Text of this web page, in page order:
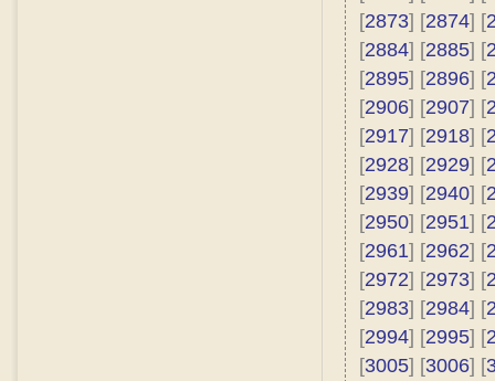
[2873] [2874] [
[2884] [2885] [
[2895] [2896] [
[2906] [2907] [
[2917] [2918] [
[2928] [2929] [
[2939] [2940] [
[2950] [2951] [
[2961] [2962] [
[2972] [2973] [
[2983] [2984] [
[2994] [2995] [
[3005] [3006] [